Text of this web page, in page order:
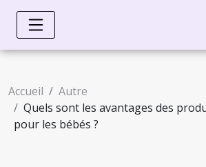
Accueil
Autre
Quels sont les avantages des
pour les bébés ?